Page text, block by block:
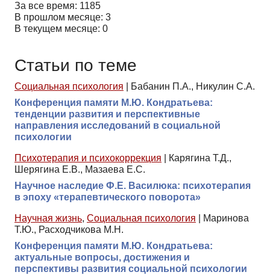
За все время: 1185
В прошлом месяце: 3
В текущем месяце: 0
Статьи по теме
Социальная психология
Бабанин П.А., Никулин С.А.
Конференция памяти М.Ю. Кондратьева:
тенденции развития и перспективные
направления исследований в социальной
психологии
Психотерапия и психокоррекция
Карягина Т.Д.,
Шерягина Е.В., Мазаева Е.С.
Научное наследие Ф.Е. Василюка: психотерапия
в эпоху «терапевтического поворота»
Научная жизнь, Социальная психология
Маринова
Т.Ю., Расходчикова М.Н.
Конференция памяти М.Ю. Кондратьева:
актуальные вопросы, достижения и
перспективы развития социальной психологии